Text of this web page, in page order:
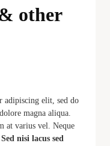
other
adipiscing elit, sed do
magna aliqua.
at varius vel. Neque
Sed nisi lacus sed